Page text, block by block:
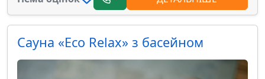
Сауна «Eco Relax» з басейном